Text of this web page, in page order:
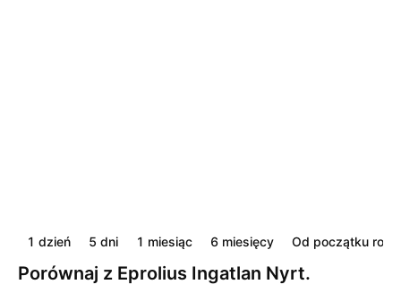
1 dzień 5 dni 1 miesiąc 6 miesięcy Od początku roku
Porównaj z Eprolius Ingatlan Nyrt.